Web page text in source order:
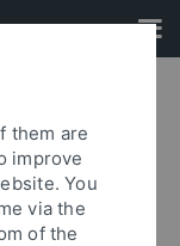
them are
improve
You
via the
of the